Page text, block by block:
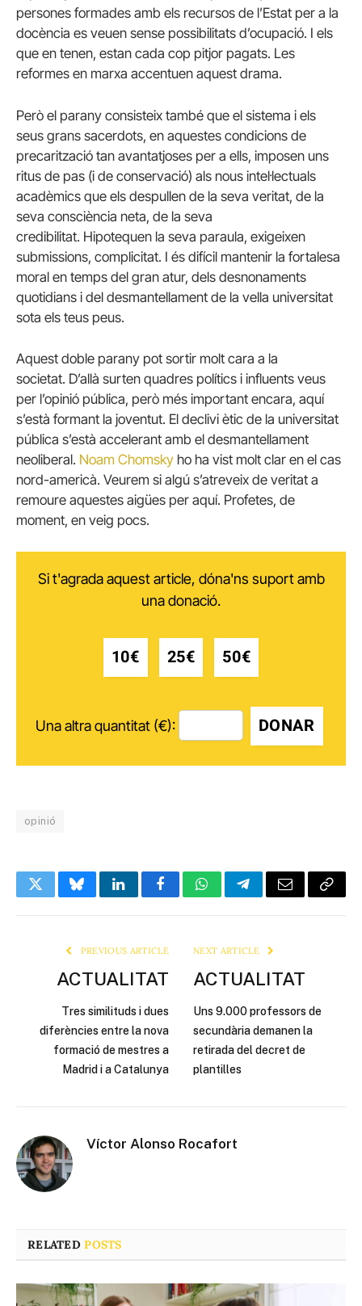
persones formades amb els recursos de l’Estat per a la
docència es veuen sense possibilitats d’ocupació. I els
que en tenen, estan cada cop pitjor pagats. Les
reformes en marxa accentuen aquest drama.
Però el parany consisteix també que el sistema i els
seus grans sacerdots, en aquestes condicions de
precarització tan avantatjoses per a ells, imposen uns
ritus de pas (i de conservació) als nous intel·lectuals
acadèmics que els despullen de la seva veritat, de la
seva consciència neta, de la seva
credibilitat. Hipotequen la seva paraula, exigeixen
submissions, complicitat. I és difícil mantenir la fortalesa
moral en temps del gran atur, dels desnonaments
quotidians i del desmantellament de la vella universitat
sota els teus peus.
Aquest doble parany pot sortir molt cara a la
societat. D’allà surten quadres polítics i influents veus
per l’opinió pública, però més important encara, aquí
s’està formant la joventut. El declivi ètic de la universitat
pública s’està accelerant amb el desmantellament
neoliberal. Noam Chomsky ho ha vist molt clar en el cas
nord-americà. Veurem si algú s’atreveix de veritat a
remoure aquestes aigües per aquí. Profetes, de
moment, en veig pocs.
Si t'agrada aquest article, dóna'ns suport amb
una donació.
10€ 25€ 50€
Una altra quantitat (€): DONAR
opinió
TwitterBlueskyLinkedInFacebookWhatsAppTelegramEmail Copy
PREVIOUS ARTICLE
ACTUALITAT
Tres similituds i dues
diferències entre la nova
formació de mestres a
Madrid i a Catalunya
NEXT ARTICLE
ACTUALITAT
Uns 9.000 professors de
secundària demanen la
retirada del decret de
plantilles
Víctor Alonso Rocafort
RELATEDPOSTS